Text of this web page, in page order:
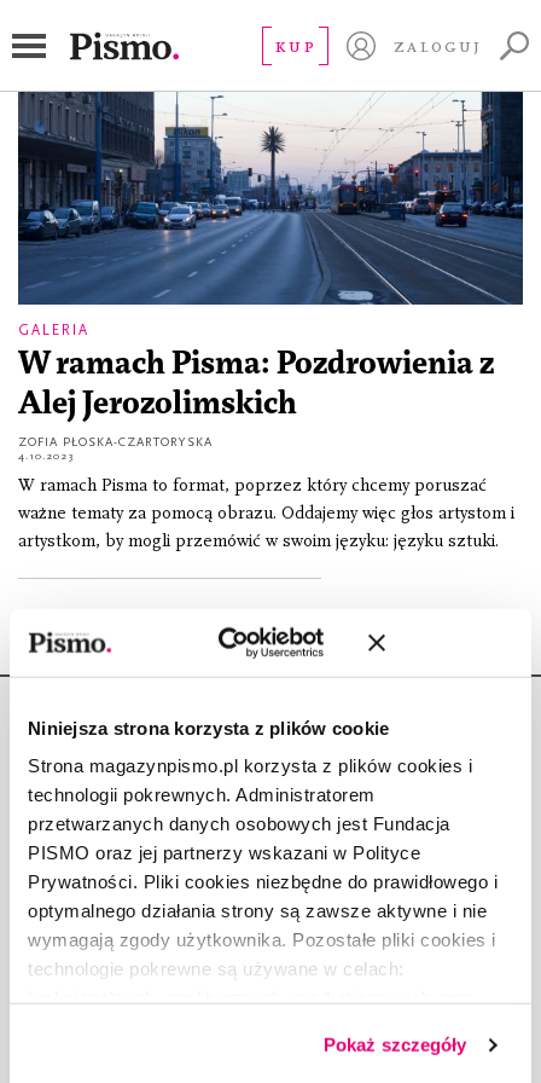
Niniejsza strona korzysta z plików cookie
Strona magazynpismo.pl korzysta z plików cookies i
technologii pokrewnych. Administratorem
przetwarzanych danych osobowych jest Fundacja
PISMO oraz jej partnerzy wskazani w Polityce
Prywatności. Pliki cookies niezbędne do prawidłowego i
optymalnego działania strony są zawsze aktywne i nie
wymagają zgody użytkownika. Pozostałe pliki cookies i
technologie pokrewne są używane w celach:
dobrowolną zgodę na pliki cookies i technologie
Pokaż szczegóły
KUP ZALOGUJ
GALERIA
W ramach Pisma: Pozdrowienia z
Alej Jerozolimskich
ZOFIA PŁOSKA-CZARTORYSKA
4.10.2023
W ramach Pisma to format, poprzez który chcemy poruszać
ważne tematy za pomocą obrazu. Oddajemy więc głos artystom i
artystkom, by mogli przemówić w swoim języku: języku sztuki.
Copyright © Fundacja Pismo
O „PIŚMIE”